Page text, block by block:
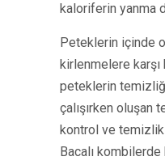
kaloriferin yanma
Peteklerin içinde
kirlenmelere
peteklerin
çalışırken oluşan
kontrol ve
Bacalı